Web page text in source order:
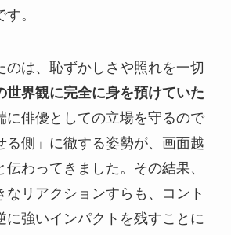
。
のは、恥ずかしさや照れを一切
世界観に完全に身を預けていた
に俳優としての立場を守るので
る側」に徹する姿勢が、画面越
伝わってきました。その結果、
なリアクションすらも、コント
に強いインパクトを残すことに